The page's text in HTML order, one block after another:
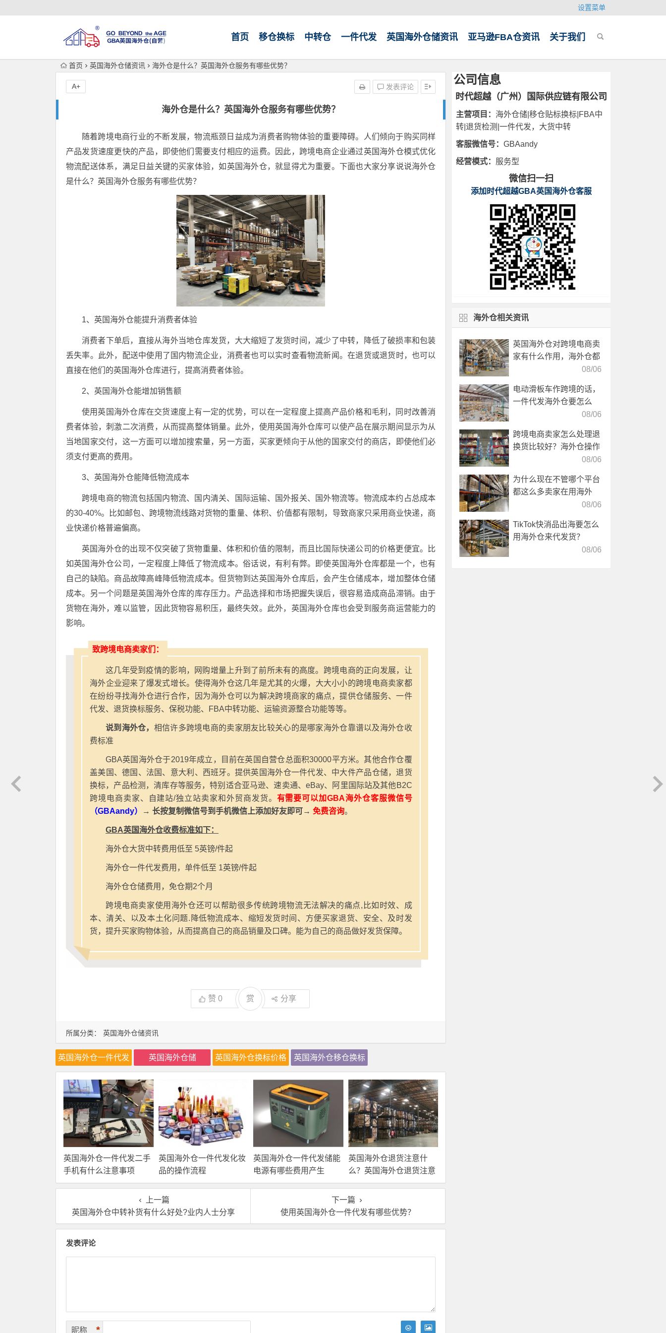
设置菜单
首页 移仓换标 中转仓 一件代发 英国海外仓储资讯 亚马逊FBA仓资讯 关于我们
首页 英国海外仓储资讯 海外仓是什么？英国海外仓服务有哪些优势？
海外仓是什么？英国海外仓服务有哪些优势？
发表评论
A+
所属分类： 英国海外仓储资讯
随着跨境电商行业的不断发展，物流瓶颈日益成为消费者购物体验的重要障碍。人们倾向于购买同样
产品发货速度更快的产品，即使他们需要支付相应的运费。因此，跨境电商企业通过英国海外仓模式优化
物流配送体系，满足日益关键的买家体验，如英国海外仓，就显得尤为重要。下面也大家分享说说海外仓
是什么？英国海外仓服务有哪些优势？
1、英国海外仓能提升消费者体验
消费者下单后，直接从海外当地仓库发货，大大缩短了发货时间，减少了中转，降低了破损率和包装
丢失率。此外，配送中使用了国内物流企业，消费者也可以实时查看物流新闻。在退货或退货时，也可以
直接在他们的英国海外仓库进行，提高消费者体验。
2、英国海外仓能增加销售额
使用英国海外仓库在交货速度上有一定的优势，可以在一定程度上提高产品价格和毛利，同时改善消
费者体验，刺激二次消费，从而提高整体销量。此外，使用英国海外仓库可以使产品在展示期间显示为从
当地国家交付，这一方面可以增加搜索量，另一方面，买家更倾向于从他的国家交付的商店，即使他们必
须支付更高的费用。
3、英国海外仓能降低物流成本
跨境电商的物流包括国内物流、国内清关、国际运输、国外报关、国外物流等。物流成本约占总成本
的30-40%。比如邮包、跨境物流线路对货物的重量、体积、价值都有限制，导致商家只采用商业快递，商
业快递价格普遍偏高。
英国海外仓的出现不仅突破了货物重量、体积和价值的限制，而且比国际快递公司的价格更便宜。比
如英国海外仓公司，一定程度上降低了物流成本。俗话说，有利有弊。即使英国海外仓库都是一个，也有
自己的缺陷。商品故障高峰降低物流成本。但货物到达英国海外仓库后，会产生仓储成本，增加整体仓储
成本。另一个问题是英国海外仓库的库存压力。产品选择和市场把握失误后，很容易造成商品滞销。由于
货物在海外，难以监管，因此货物容易积压，最终失效。此外，英国海外仓库也会受到服务商运营能力的
影响。
致跨境电商卖家们：
这几年受到疫情的影响，网购增量上升到了前所未有的高度。跨境电商的正向发展，让
海外企业迎来了爆发式增长。使得海外仓这几年是尤其的火爆，大大小小的跨境电商卖家都
在纷纷寻找海外仓进行合作，因为海外仓可以为解决跨境商家的痛点，提供仓储服务、一件
代发、退货换标服务、保税功能、FBA中转功能、运输资源整合功能等等。
说到海外仓， 相信许多跨境电商的卖家朋友比较关心的是哪家海外仓靠谱以及海外仓收
费标准
GBA英国海外仓于2019年成立，目前在英国自营仓总面积30000平方米。其他合作仓覆
盖美国、德国、法国、意大利、西班牙。提供英国海外仓一件代发、中大件产品仓储，退货
换标，产品检测，清库存等服务，特别适合亚马逊、速卖通、eBay、阿里国际站及其他B2C
跨境电商卖家、自建站/独立站卖家和外贸商发货。 有需要可以加GBA海外仓客服微信号
（GBAandy）
→ 长按复制微信号到手机微信上添加好友即可→ 免费咨询。
GBA英国海外仓收费标准如下：
海外仓大货中转费用低至 5英镑/件起
海外仓一件代发费用，单件低至 1英镑/件起
海外仓仓储费用，免仓期2个月
跨境电商卖家使用海外仓还可以帮助很多传统跨境物流无法解决的痛点,比如时效、成
本、清关、以及本土化问题.降低物流成本、缩短发货时间、方便买家退货、安全、及时发
货，提升买家购物体验，从而提高自己的商品销量及口碑。能为自己的商品做好发货保障。
赞 0 赏 分享
英国海外仓一件代发 英国海外仓储 英国海外仓换标价格 英国海外仓移仓换标
英国海外仓一件代发二手
手机有什么注意事项
英国海外仓一件代发化妆
品的操作流程
英国海外仓一件代发储能
电源有哪些费用产生
英国海外仓退货注意什
么？英国海外仓退货注意
事项！
上一篇
英国海外仓中转补货有什么好处?业内人士分享
下一篇
使用英国海外仓一件代发有哪些优势？
发表评论
昵称 *
公司信息
时代超越（广州）国际供应链有限公司
主营项目： 海外仓储|移仓贴标换标|FBA中
转|退货检测|一件代发，大货中转
客服微信号： GBAandy
经营模式： 服务型
微信扫一扫
添加时代超越GBA英国海外仓客服
海外仓相关资讯
英国海外仓对跨境电商卖
家有什么作用，海外仓都
08/06
电动滑板车作跨境的话，
一件代发海外仓要怎么
08/06
跨境电商卖家怎么处理退
换货比较好？海外仓操作
08/06
为什么现在不管哪个平台
都这么多卖家在用海外
08/06
TikTok快消品出海要怎么
用海外仓来代发货？
08/06